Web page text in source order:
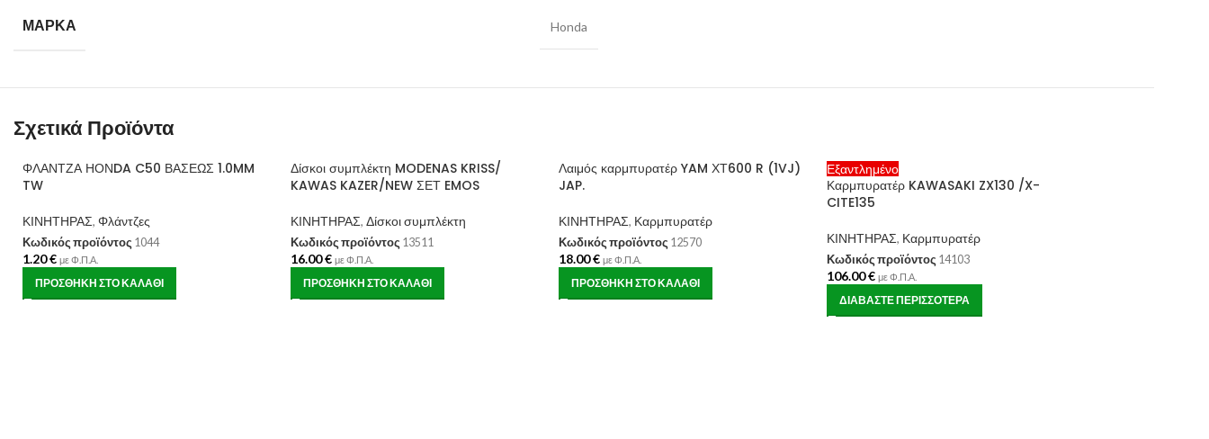
ΜΆΡΚΑ Honda
Σχετικά Προϊόντα
ΦΛΑΝΤΖΑ ΗΟΝDA C50 ΒΑΣΕΩΣ 1.0MM
TW
ΚΙΝΗΤΗΡΑΣ, Φλάντζες
Κωδικός προϊόντος 1044
1.20€ με Φ.Π.Α.
ΠΡΟΣΘΉΚΗ ΣΤΟ ΚΑΛΆΘΙ
Δίσκοι συμπλέκτη MODENAS KRISS/
KAWAS KAZER/NEW ΣΕΤ EMOS
ΚΙΝΗΤΗΡΑΣ, Δίσκοι συμπλέκτη
Κωδικός προϊόντος 13511
16.00€ με Φ.Π.Α.
ΠΡΟΣΘΉΚΗ ΣΤΟ ΚΑΛΆΘΙ
Λαιμός καρμπυρατέρ YAM ΧΤ600 R (1VJ)
JAP.
ΚΙΝΗΤΗΡΑΣ, Καρμπυρατέρ
Κωδικός προϊόντος 12570
18.00€ με Φ.Π.Α.
ΠΡΟΣΘΉΚΗ ΣΤΟ ΚΑΛΆΘΙ
Εξαντλημένο
Καρμπυρατέρ KAWASAKI ZX130 /X-
CITE135
ΚΙΝΗΤΗΡΑΣ, Καρμπυρατέρ
Κωδικός προϊόντος 14103
106.00€ με Φ.Π.Α.
ΔΙΑΒΆΣΤΕ ΠΕΡΙΣΣΌΤΕΡΑ